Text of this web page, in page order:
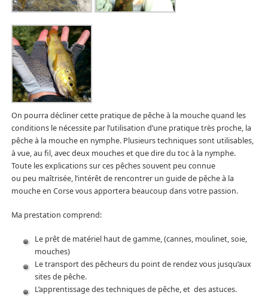
On pourra décliner cette pratique de pêche à la mouche quand les
conditions le nécessite par l’utilisation d’une pratique très proche, la
pêche à la mouche en nymphe. Plusieurs techniques sont utilisables,
à vue, au fil, avec deux mouches et que dire du toc à la nymphe.
Toute les explications sur ces pêches souvent peu connue
ou peu maîtrisée, l’intérêt de rencontrer un guide de pêche à la
mouche en Corse vous apportera beaucoup dans votre passion.
Ma prestation comprend:
Le prêt de matériel haut de gamme, (cannes, moulinet, soie,
mouches)
Le transport des pêcheurs du point de rendez vous jusqu’aux
sites de pêche.
L’apprentissage des techniques de pêche, et des astuces.